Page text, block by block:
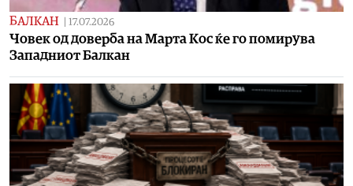
БАЛКАН 17.07.2026
Човек од доверба на Марта Кос ќе го помирува
Западниот Балкан